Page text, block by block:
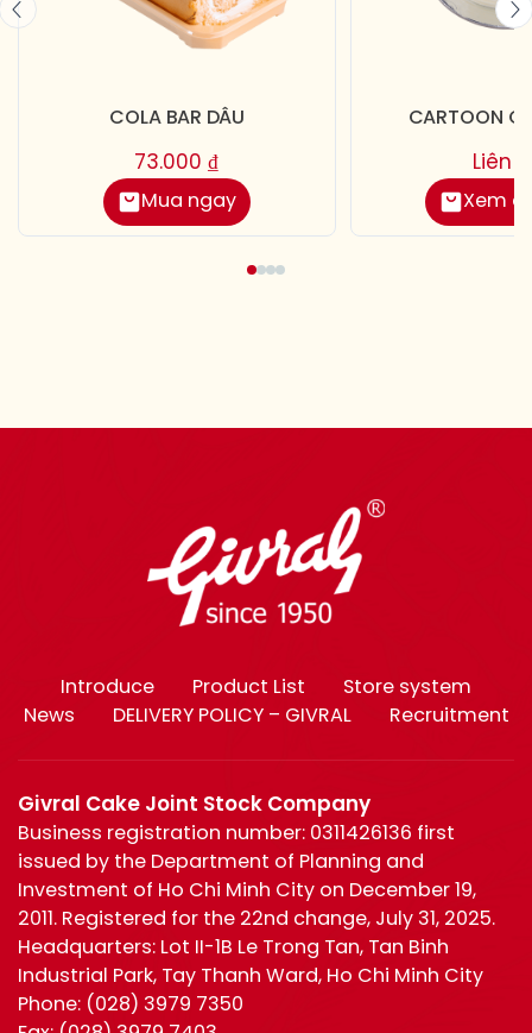
COLA BAR DÂU
Mua ngay
73.000₫
CARTOON
Xem
Liên
Introduce Product List
Store system
News
DELIVERY POLICY – GIVRAL Recruitment
Givral Cake Joint Stock Company
Business registration number: 0311426136 first
issued by the Department of Planning and
Investment of Ho Chi Minh City on December 19,
2011. Registered for the 22nd change, July 31, 2025.
Headquarters: Lot II-1B Le Trong Tan, Tan Binh
Industrial Park, Tay Thanh Ward, Ho Chi Minh City
Phone: (028) 3979 7350